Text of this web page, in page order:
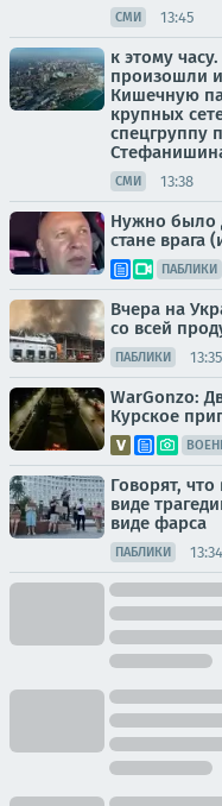
СМИ 13:45
к этому
произошли
Кишечную
крупных
спецгруппу
СМИ 13:38
Нужно было
стане врага
ПАБЛИКИ
Вчера на
со всей
ПАБЛИКИ 13:35
WarGonzo:
Курское
Говорят,
виде
виде фарса
ПАБЛИКИ 13:34